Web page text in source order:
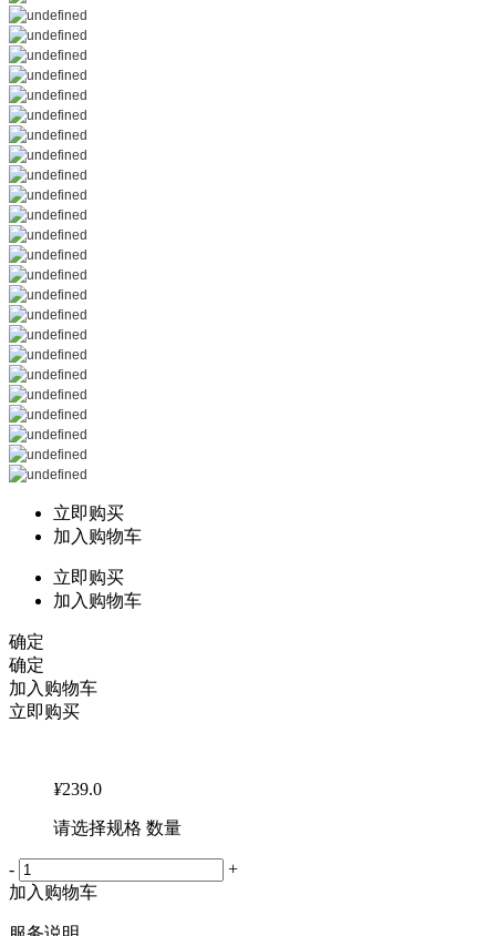
立即购买
加入购物车
立即购买
加入购物车
确定
确定
加入购物车
立即购买
¥239.0
请选择规格 数量
-
+
加入购物车